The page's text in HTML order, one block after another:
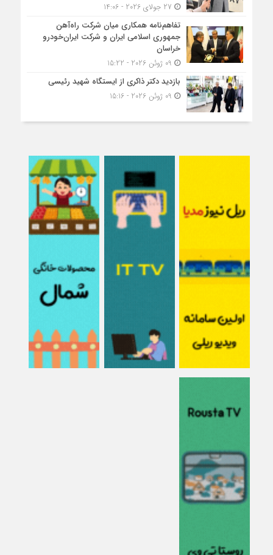
تفاهم‌نامه همکاری میان شرکت راه‌آهن
جمهوری اسلامی ایران و شرکت ایران‌خودرو
خراسان
بازدید دکتر ذاکری از ایستگاه شهید رئیسی